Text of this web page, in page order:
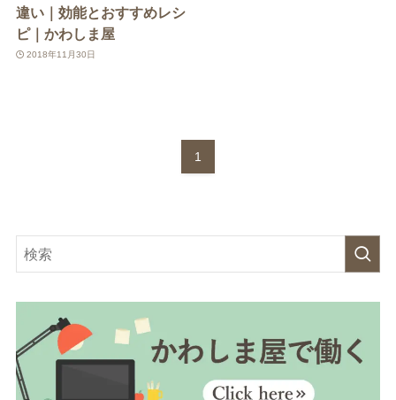
違い｜効能とおすすめレシ
ピ｜かわしま屋
2018年11月30日
1